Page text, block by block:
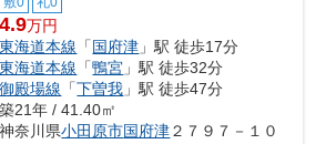
4.9万円
東海道本線 「国府津 」駅 徒歩17分
東海道本線 「鴨宮 」駅 徒歩32分
御殿場線 「下曽我 」駅 徒歩47分
築21年 / 41.40㎡
神奈川県小田原市国府津２７９７－１０